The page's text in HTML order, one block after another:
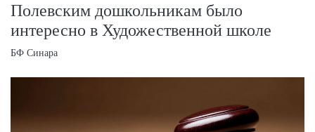
Полевским дошкольникам было
интересно в Художественной школе
БФ Синара